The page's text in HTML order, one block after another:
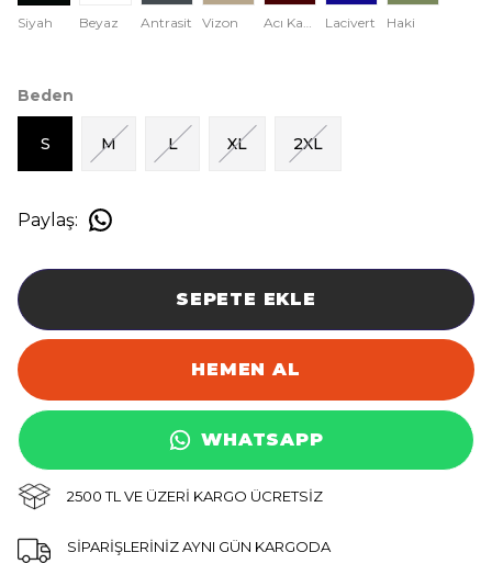
Siyah Beyaz Antrasit Vizon Acı Kahve Lacivert Haki
Beden
S M L XL 2XL
Paylaş:
SEPETE EKLE
HEMEN AL
WHATSAPP
2500 TL VE ÜZERİ KARGO ÜCRETSİZ
SİPARİŞLERİNİZ AYNI GÜN KARGODA